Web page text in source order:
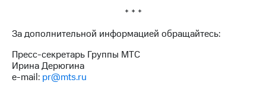
* * *
За дополнительной информацией обращайтесь:
Пресс-секретарь Группы МТС
Ирина Дерюгина
e-mail: pr@mts.ru